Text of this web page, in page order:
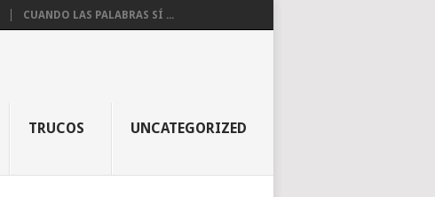
CUANDO LAS PALABRAS SÍ ...
TRUCOS UNCATEGORIZED